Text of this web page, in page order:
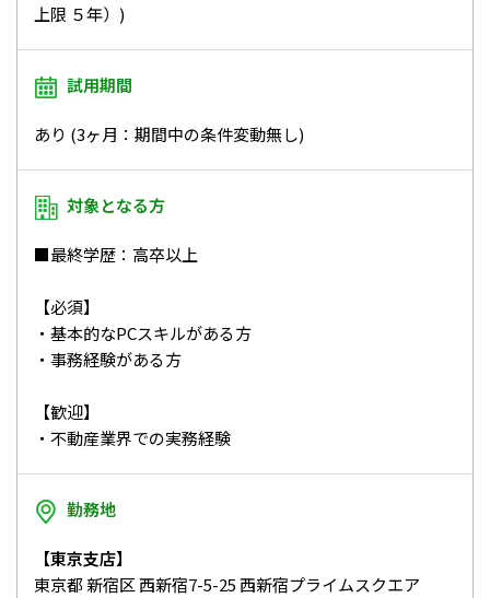
上限 ５年）)
試用期間
あり (3ヶ月：期間中の条件変動無し)
対象となる方
■最終学歴：高卒以上
【必須】
・基本的なPCスキルがある方
・事務経験がある方
【歓迎】
・不動産業界での実務経験
勤務地
【東京支店】
東京都 新宿区 西新宿7-5-25 西新宿プライムスクエア